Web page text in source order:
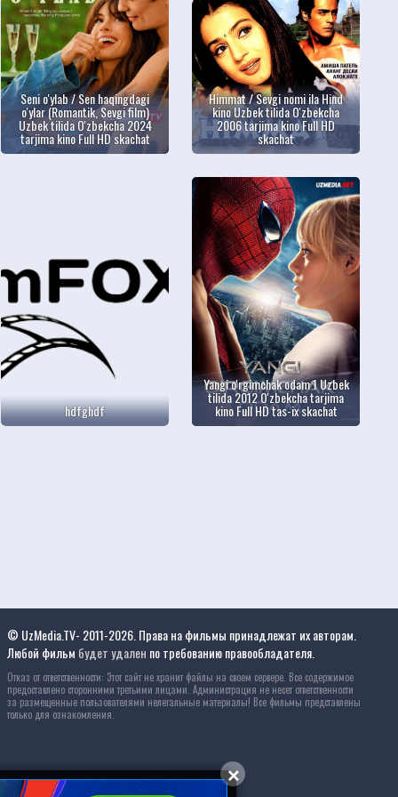
Seni o'ylab / Sen haqingdagi
o'ylar (Romantik, Sevgi film)
Uzbek tilida O'zbekcha 2024
tarjima kino Full HD skachat
Himmat / Sevgi nomi ila Hind
kino Uzbek tilida O'zbekcha
2006 tarjima kino Full HD
skachat
hdfghdf
Yangi o'rgimchak odam 1 Uzbek
tilida 2012 O'zbekcha tarjima
kino Full HD tas-ix skachat
© UzMedia.TV- 2011-2026. Права на фильмы принадлежат их авторам.
Любой фильм будет удален по требованию правообладателя.
Отказ от ответственности: Этот сайт не хранит файлы на своем сервере. Все содержимое
предоставлено сторонними третьими лицами. Администрация не несет ответственности
за размещенные пользователями нелегальные материалы! Все фильмы представлены
только для ознакомления.
✕
✕